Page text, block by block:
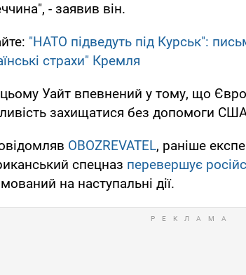
- заявив він.
"НАТО підведуть під Курськ":
страхи" Кремля
Уайт впевнений у тому, що
захищатися без допомоги
OBOZREVATEL, раніше
спецназ перевершує
на наступальні дії.